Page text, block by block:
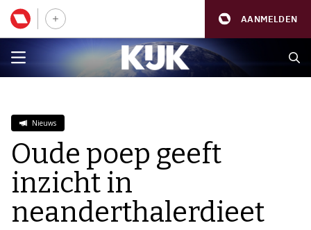
AANMELDEN
Nieuws
Oude poep geeft
inzicht in
neanderthalerdieet